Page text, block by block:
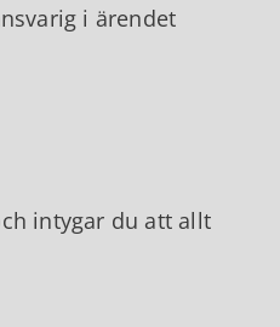
i ärendet
intygar du att allt